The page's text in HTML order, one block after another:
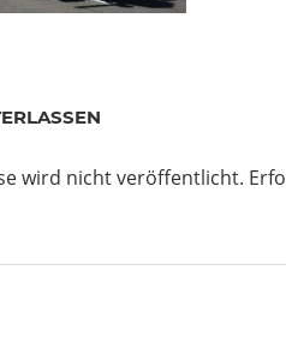
wird nicht veröffentlicht.